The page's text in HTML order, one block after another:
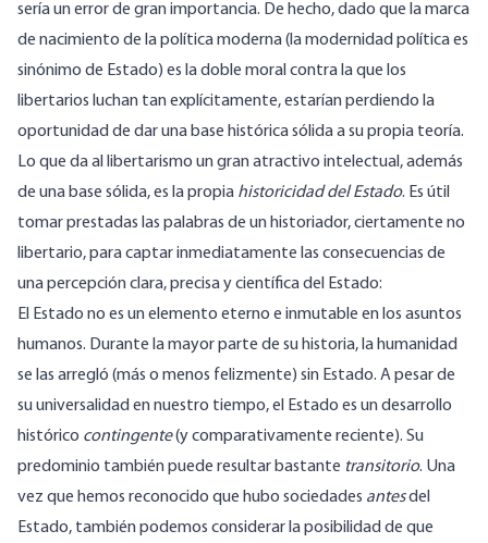
sería un error de gran importancia. De hecho, dado que la marca
de nacimiento de la política moderna (la modernidad política es
sinónimo de Estado) es la doble moral contra la que los
libertarios luchan tan explícitamente, estarían perdiendo la
oportunidad de dar una base histórica sólida a su propia teoría.
Lo que da al libertarismo un gran atractivo intelectual, además
de una base sólida, es la propia historicidad del Estado. Es útil
tomar prestadas las palabras de un historiador, ciertamente no
libertario, para captar inmediatamente las consecuencias de
una percepción clara, precisa y científica del Estado:
El Estado no es un elemento eterno e inmutable en los asuntos
humanos. Durante la mayor parte de su historia, la humanidad
se las arregló (más o menos felizmente) sin Estado. A pesar de
su universalidad en nuestro tiempo, el Estado es un desarrollo
histórico contingente(y comparativamente reciente). Su
predominio también puede resultar bastante transitorio. Una
vez que hemos reconocido que hubo sociedades antesdel
Estado, también podemos considerar la posibilidad de que